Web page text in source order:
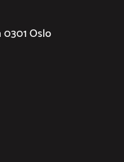
0301 Oslo